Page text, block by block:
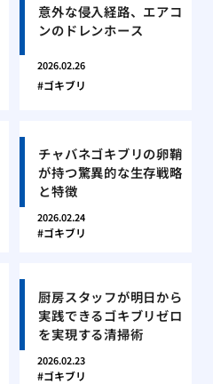
意外な侵入経路、エアコ
ンのドレンホース
2026.02.26
ゴキブリ
チャバネゴキブリの卵鞘
が持つ驚異的な生存戦略
と特徴
2026.02.24
ゴキブリ
厨房スタッフが明日から
実践できるゴキブリゼロ
を実現する清掃術
2026.02.23
ゴキブリ